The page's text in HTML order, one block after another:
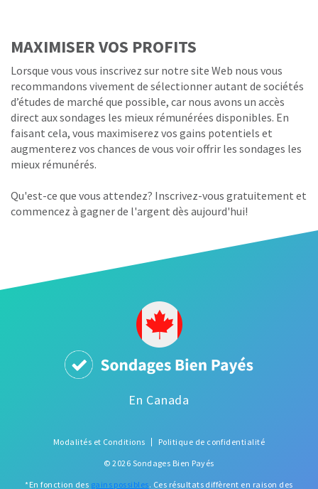
MAXIMISER VOS PROFITS
Lorsque vous vous inscrivez sur notre site Web nous vous
recommandons vivement de sélectionner autant de sociétés
d’études de marché que possible, car nous avons un accès
direct aux sondages les mieux rémunérées disponibles. En
faisant cela, vous maximiserez vos gains potentiels et
augmenterez vos chances de vous voir offrir les sondages les
mieux rémunérés.
Qu'est-ce que vous attendez? Inscrivez-vous gratuitement et
commencez à gagner de l'argent dès aujourd'hui!
En Canada
Modalités et Conditions
Politique de confidentialité
© 2026 Sondages Bien Payés
*En fonction des gains possibles. Ces résultats diffèrent en raison des